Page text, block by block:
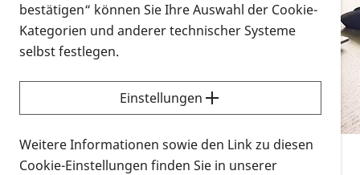
Alle Infomaterialien in verschiedenen
Formaten an einem Ort
Sie möchten wissen, wie Sie nach Infonmaterial
suchen und dieses bestellen bzw. herunterladen
können? Schauen Sie sich dieErklärvideos zum
Thema Infomaterial auf der PRO RETINA-Website
für blinde und sehbehinderte Menschen an.
bestätigen“ können Sie Ihre Auswahl der Cookie-
Kategorien und anderer technischer Systeme
selbst festlegen.
Einstellungen
Weitere Informationen sowie den Link zu diesen
Cookie-Einstellungen finden Sie in unserer